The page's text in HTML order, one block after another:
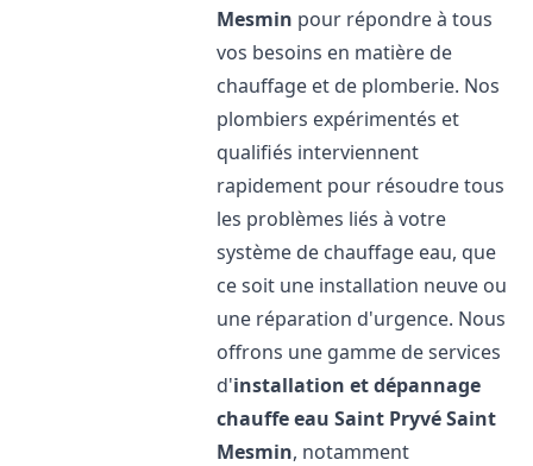
Mesmin pour répondre à tous
vos besoins en matière de
chauffage et de plomberie. Nos
plombiers expérimentés et
qualifiés interviennent
rapidement pour résoudre tous
les problèmes liés à votre
système de chauffage eau, que
ce soit une installation neuve ou
une réparation d'urgence. Nous
offrons une gamme de services
d'installation et dépannage
chauffe eau Saint Pryvé Saint
Mesmin, notamment